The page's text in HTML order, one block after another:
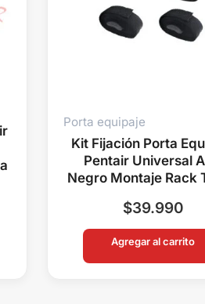
Porta equipaje
Kit Fijación Porta
Pentair Universal
Negro Montaje Rack
$39.990
Agregar al carrito